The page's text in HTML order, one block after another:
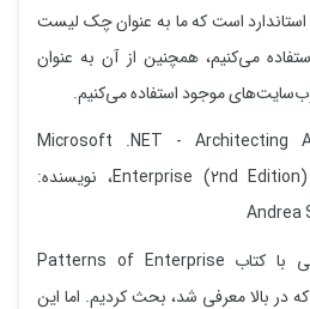
است که ما به‌ عنوان چک لیست
می‌کنیم، همچنین از آن به عنوان
موجود استفاده می‌کنیم.
5. Microsoft .NET -
Enterprise (2nd Edition) (Developer Reference)، نویسنده:
ما در مورد الگوهای سازمانی با کتاب Patterns of Enterprise
Application Architecture که در بالا معرفی شد، بحث کردیم. اما این